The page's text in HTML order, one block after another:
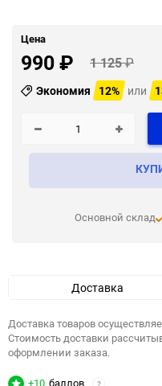
Цена
990₽ 1 125₽
Экономия 12% или
Основной склад
Доставка
Доставка товаров
Стоимость доставки
оформлении заказа.
+10 баллов ?